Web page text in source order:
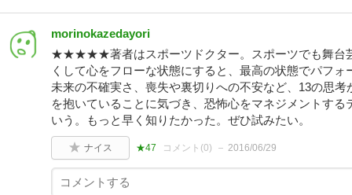
morinokazedayori
★★★★★著者はスポーツドクター。スポーツでも舞台
くして心をフローな状態にすると、最高の状態でパフォ
未来の不確実さ、喪失や裏切りへの不安など、13の思
を抱いていることに気づき、恐怖心をマネジメントする
いう。もっと早く知りたかった。ぜひ試みたい。
ナイス ★47 コメント(0) 2016/06/29